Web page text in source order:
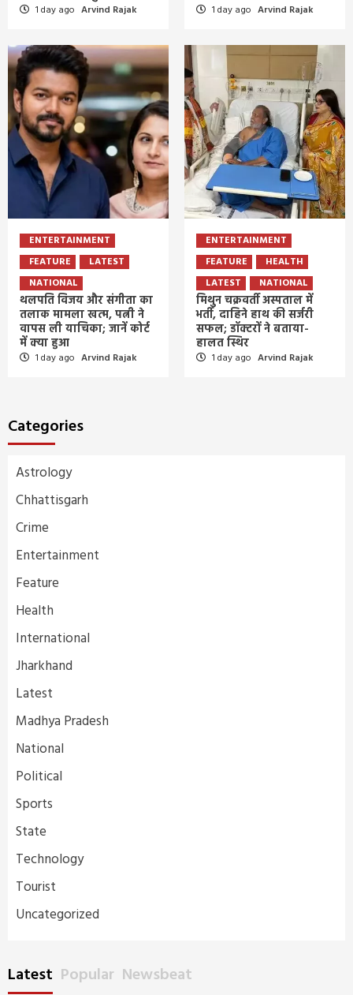
1 day ago Arvind Rajak 1 day ago Arvind Rajak
ENTERTAINMENT
FEATURE
LATEST
NATIONAL
थलपति विजय और संगीता का
तलाक मामला खत्म, पत्नी ने
वापस ली याचिका; जानें कोर्ट
में क्या हुआ
1 day ago Arvind Rajak
ENTERTAINMENT
FEATURE
HEALTH
LATEST
NATIONAL
मिथुन चक्रवर्ती अस्पताल में
भर्ती, दाहिने हाथ की सर्जरी
सफल; डॉक्टरों ने बताया-
हालत स्थिर
1 day ago Arvind Rajak
Categories
Astrology
Chhattisgarh
Crime
Entertainment
Feature
Health
International
Jharkhand
Latest
Madhya Pradesh
National
Political
Sports
State
Technology
Tourist
Uncategorized
Latest Popular Newsbeat